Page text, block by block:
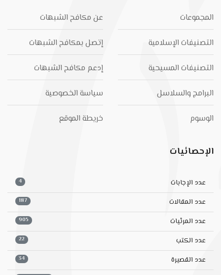
المجموعات
التصنيفات الإسلامية
التصنيفات المسيحية
البرامج والسلاسل
الوسوم
عن مكافح الشبهات
إتصل بمكافح الشبهات
إدعم مكافح الشبهات
سياسة الخصوصية
خريطة الموقع
الإحصائيات
عدد الإجابات 4
عدد المقالات 187
عدد المرئيات 905
عدد الكتب 22
عدد القصيرة 34